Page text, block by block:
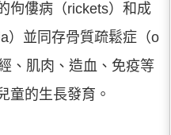
佝僂病（rickets）和成
）並同存骨質疏鬆症（o
、肌肉、造血、免疫等
童的生長發育。